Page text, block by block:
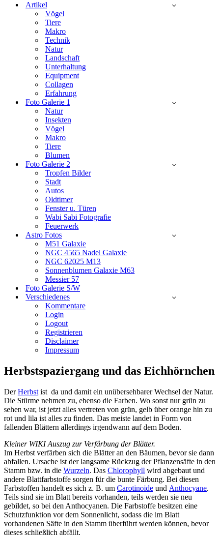
Artikel
Vögel
Tiere
Makro
Technik
Natur
Landschaft
Unterhaltung
Equipment
Collagen
Erfahrung
Foto Galerie 1
Natur
Insekten
Vögel
Makro
Tiere
Blumen
Foto Galerie 2
Tropfen Bilder
Stadt
Autos
Oldtimer
Fenster u. Türen
Wabi Sabi Fotografie
Feuerwerk
Astro Fotos
M51 Galaxie
NGC 4565 Nadel Galaxie
NGC 62025 M13
Sonnenblumen Galaxie M63
Messier 57
Foto Galerie S/W
Verschiedenes
Kommentare
Login
Logout
Registrieren
Disclaimer
Impressum
Herbstspaziergang und das Eichhörnchen
DerHerbst ist da und damit ein unübersehbarer Wechsel der Natur.
Die Stürme nehmen zu, ebenso die Farben. Wo sonst nur grün zu
sehen war, ist jetzt alles vertreten von grün, gelb über orange hin zu
rot und lila ist alles zu finden. Das meiste landet in Form von
fallenden Blättern allerdings irgendwann auf dem Boden.
Kleiner WIKI Auszug zur Verfärbung der Blätter.
Im Herbst verfärben sich die Blätter an den Bäumen, bevor sie dann
abfallen. Ursache ist der langsame Rückzug der Pflanzensäfte in den
Stamm bzw. in die Wurzeln. Das Chlorophyll wird abgebaut und
andere Blattfarbstoffe sorgen für die bunte Färbung. Bei diesen
Farbstoffen handelt es sich z. B. um Carotinoide und Anthocyane.
Teils sind sie im Blatt bereits vorhanden, teils werden sie neu
gebildet, so bei den Anthocyanen. Die Farbstoffe besitzen eine
Schutzfunktion vor dem Sonnenlicht, sodass die im Blatt
vorhandenen Säfte in den Stamm überführt werden können, bevor
dieses schließlich abfällt.